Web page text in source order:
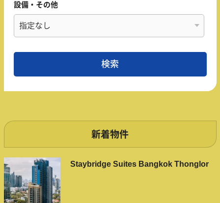
設備・その他
新着物件
Staybridge Suites Bangkok Thonglor